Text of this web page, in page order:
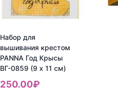
Набор для
вышивания крестом
PANNA Год Крысы
ВГ-0859 (9 x 11 см)
250.00₽